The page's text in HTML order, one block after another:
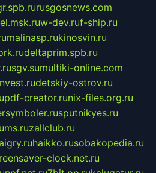
rusgosnews.com
w-dev.ruf-ship.ru
malinasp.rukinosvin.ru
deltaprim.spb.ru
sgv.sumultiki-online.com
detskiy-ostrov.ru
pdf-creator.runix-files.org.ru
sputnikyes.ru
zallclub.ru
haikko.rusobakopedia.ru
clock.net.ru